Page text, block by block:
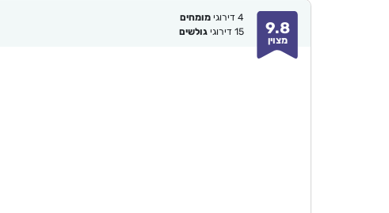
9.8
מצוין
4 דירוגימומחים
15 דירוגיגולשים